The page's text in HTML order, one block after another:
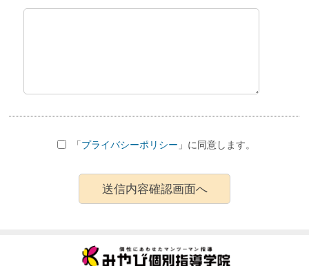
「プライバシーポリシー 」に同意します。